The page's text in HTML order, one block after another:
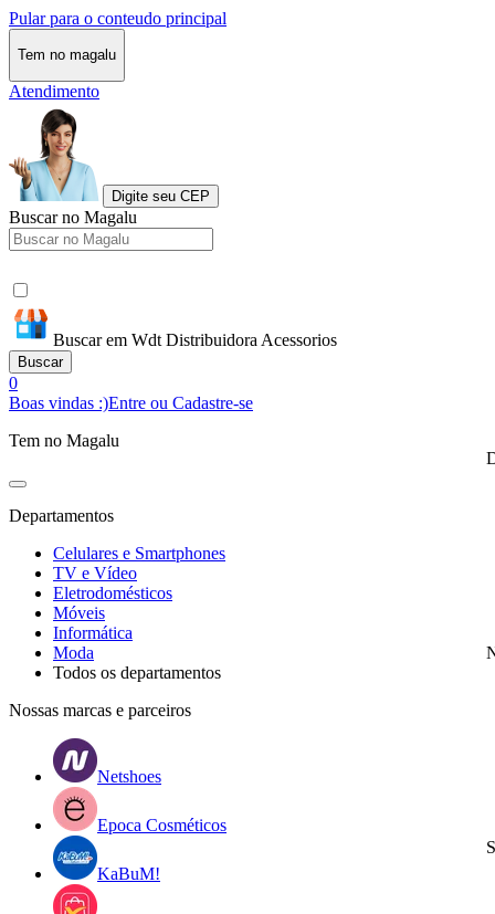
Pular para o conteudo principal
Tem no magalu
Atendimento
Digite seu CEP
Buscar no Magalu
Buscar em Wdt Distribuidora Acessorios
Buscar
0
Boas vindas :)Entre ou Cadastre-se
Tem no Magalu
Departamentos
Celulares e Smartphones
TV e Vídeo
Eletrodomésticos
Móveis
Informática
Moda
Todos os departamentos
Nossas marcas e parceiros
Netshoes
Epoca Cosméticos
KaBuM!